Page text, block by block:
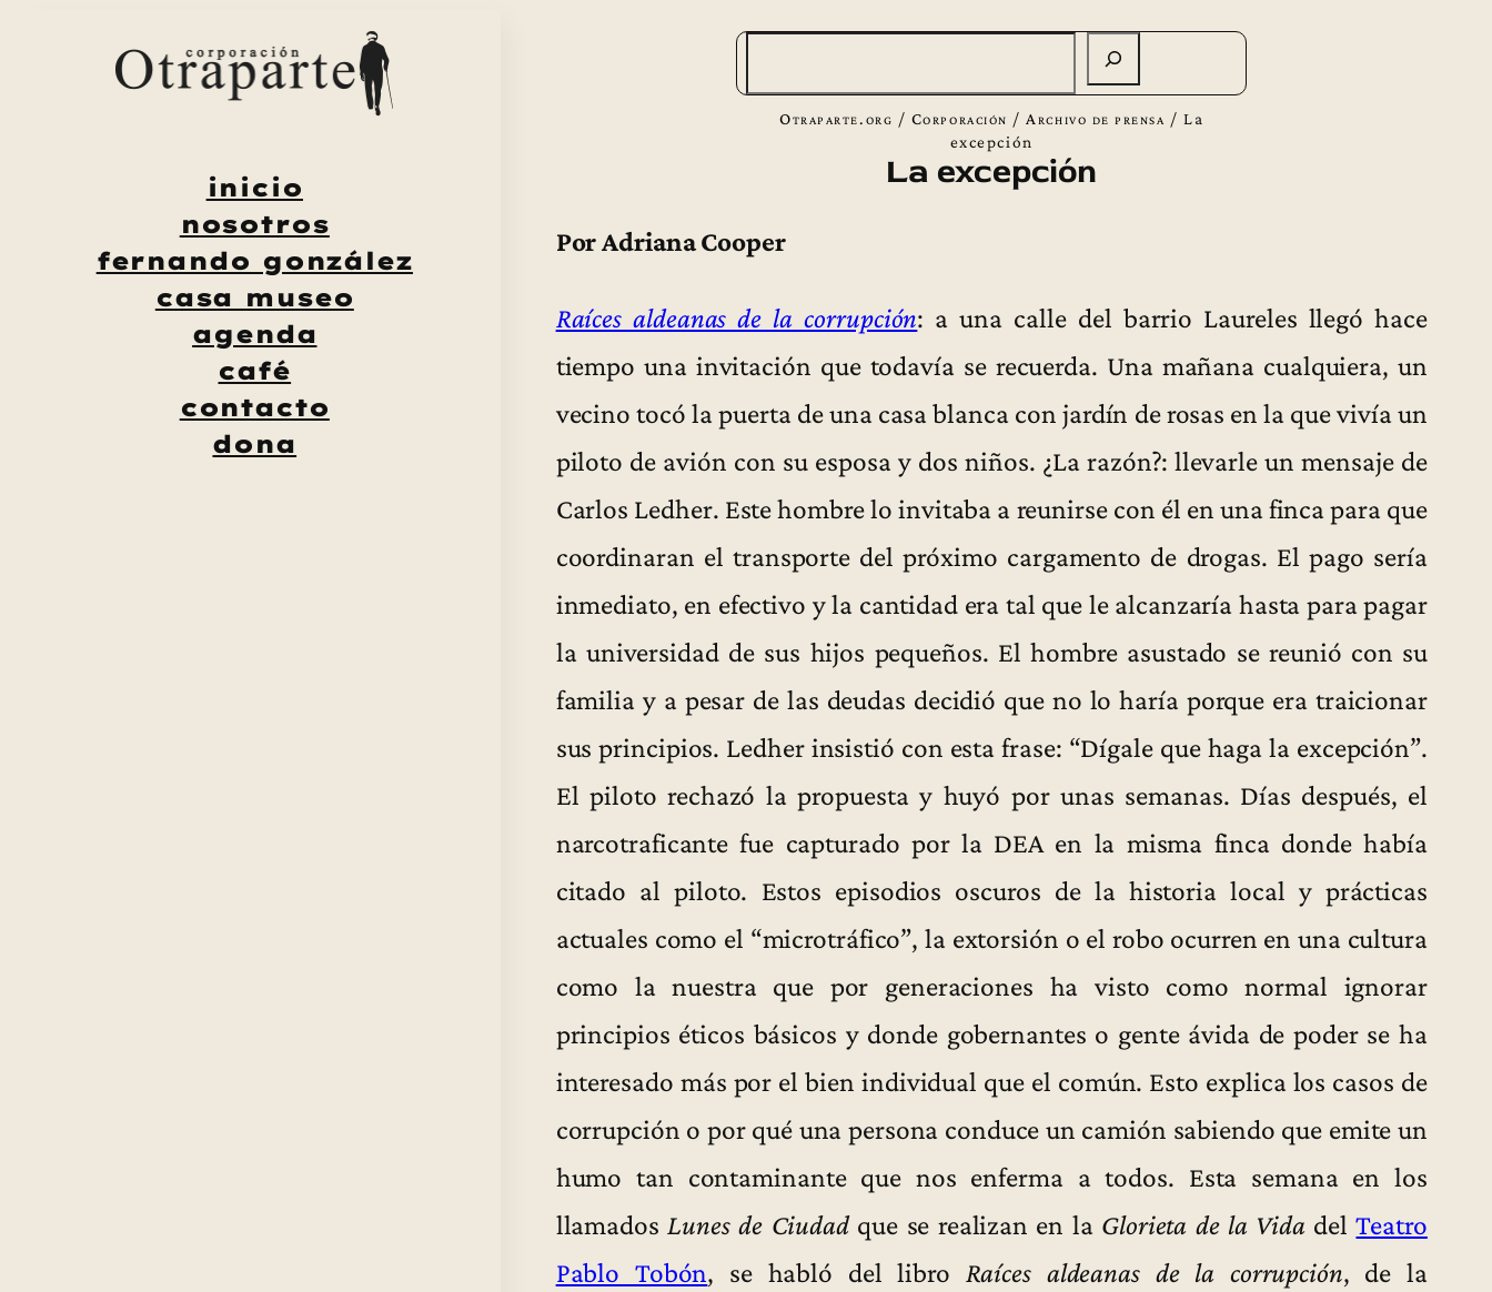
inicio
nosotros
fernando gonzález
casa museo
agenda
café
contacto
dona
Otraparte.org / Corporación / Archivo de prensa /La
excepción
La excepción
Por Adriana Cooper
Raíces aldeanas de la corrupción: a una calle del barrio Laureles llegó hace
tiempo una invitación que todavía se recuerda. Una mañana cualquiera, un
vecino tocó la puerta de una casa blanca con jardín de rosas en la que vivía un
piloto de avión con su esposa y dos niños. ¿La razón?: llevarle un mensaje de
Carlos Ledher. Este hombre lo invitaba a reunirse con él en una finca para que
coordinaran el transporte del próximo cargamento de drogas. El pago sería
inmediato, en efectivo y la cantidad era tal que le alcanzaría hasta para pagar
la universidad de sus hijos pequeños. El hombre asustado se reunió con su
familia y a pesar de las deudas decidió que no lo haría porque era traicionar
sus principios. Ledher insistió con esta frase: “Dígale que haga la excepción”.
El piloto rechazó la propuesta y huyó por unas semanas. Días después, el
narcotraficante fue capturado por la DEA en la misma finca donde había
citado al piloto. Estos episodios oscuros de la historia local y prácticas
actuales como el “microtráfico”, la extorsión o el robo ocurren en una cultura
como la nuestra que por generaciones ha visto como normal ignorar
principios éticos básicos y donde gobernantes o gente ávida de poder se ha
interesado más por el bien individual que el común. Esto explica los casos de
corrupción o por qué una persona conduce un camión sabiendo que emite un
humo tan contaminante que nos enferma a todos. Esta semana en los
llamados Lunes de Ciudadque se realizan en la Glorieta de la VidadelTeatro
Pablo Tobón, se habló del libro Raíces aldeanas de la corrupción, de la